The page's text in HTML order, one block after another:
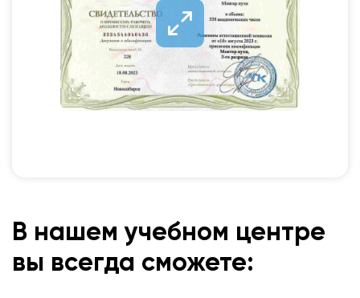
В нашем учебном центре
вы всегда сможете: